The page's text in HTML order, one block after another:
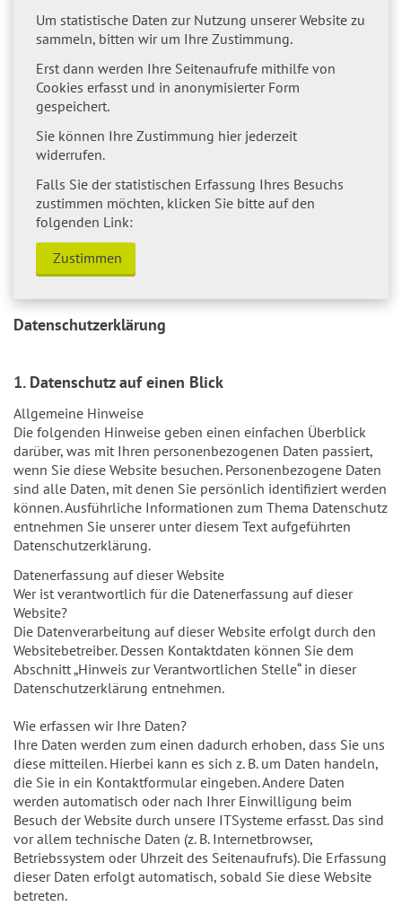
Um statistische Daten zur Nutzung unserer Website zu
sammeln, bitten wir um Ihre Zustimmung.
Erst dann werden Ihre Seitenaufrufe mithilfe von
Cookies erfasst und in anonymisierter Form
gespeichert.
Sie können Ihre Zustimmung hier jederzeit
widerrufen.
Falls Sie der statistischen Erfassung Ihres Besuchs
zustimmen möchten, klicken Sie bitte auf den
folgenden Link:
Zustimmen
Datenschutzerklärung
1. Datenschutz auf einen Blick
Allgemeine Hinweise
Die folgenden Hinweise geben einen einfachen Überblick
darüber, was mit Ihren personenbezogenen Daten passiert,
wenn Sie diese Website besuchen. Personenbezogene Daten
sind alle Daten, mit denen Sie persönlich identifiziert werden
können. Ausführliche Informationen zum Thema Datenschutz
entnehmen Sie unserer unter diesem Text aufgeführten
Datenschutzerklärung.
Datenerfassung auf dieser Website
Wer ist verantwortlich für die Datenerfassung auf dieser
Website?
Die Datenverarbeitung auf dieser Website erfolgt durch den
Websitebetreiber. Dessen Kontaktdaten können Sie dem
Abschnitt „Hinweis zur Verantwortlichen Stelle“ in dieser
Datenschutzerklärung entnehmen.
Wie erfassen wir Ihre Daten?
Ihre Daten werden zum einen dadurch erhoben, dass Sie uns
diese mitteilen. Hierbei kann es sich z. B. um Daten handeln,
die Sie in ein Kontaktformular eingeben. Andere Daten
werden automatisch oder nach Ihrer Einwilligung beim
Besuch der Website durch unsere ITSysteme erfasst. Das sind
vor allem technische Daten (z. B. Internetbrowser,
Betriebssystem oder Uhrzeit des Seitenaufrufs). Die Erfassung
dieser Daten erfolgt automatisch, sobald Sie diese Website
betreten.